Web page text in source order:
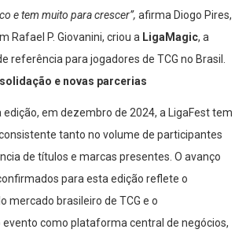
e tem muito para crescer”, afirma Diogo Pires,
Rafael P. Giovanini, criou a LigaMagic, a
referência para jogadores de TCG no Brasil.
e novas parcerias
edição, em dezembro de 2024, a LigaFest tem
tanto no volume de participantes
de títulos e marcas presentes. O avanço
para esta edição reflete o
mercado brasileiro de TCG e o
como plataforma central de negócios,